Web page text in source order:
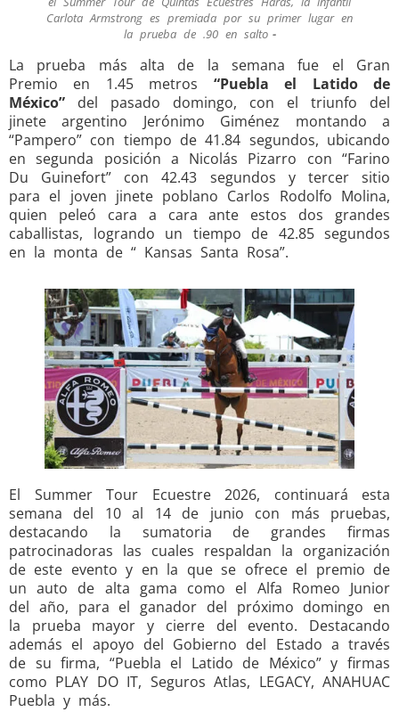
Carlota Armstrong es premiada por su primer lugar en
la prueba de .90 en salto
La prueba más alta de la semana fue el Gran
Premio en 1.45 metros “Puebla el Latido de
México” del pasado domingo, con el triunfo del
jinete argentino Jerónimo Giménez montando a
“Pampero” con tiempo de 41.84 segundos, ubicando
en segunda posición a Nicolás Pizarro con “Farino
Du Guinefort” con 42.43 segundos y tercer sitio
para el joven jinete poblano Carlos Rodolfo Molina,
quien peleó cara a cara ante estos dos grandes
caballistas, logrando un tiempo de 42.85 segundos
en la monta de “ Kansas Santa Rosa”.
El Summer Tour Ecuestre 2026, continuará esta
semana del 10 al 14 de junio con más pruebas,
destacando la sumatoria de grandes firmas
patrocinadoras las cuales respaldan la organización
de este evento y en la que se ofrece el premio de
un auto de alta gama como el Alfa Romeo Junior
del año, para el ganador del próximo domingo en
la prueba mayor y cierre del evento. Destacando
además el apoyo del Gobierno del Estado a través
de su firma, “Puebla el Latido de México” y firmas
como PLAY DO IT, Seguros Atlas, LEGACY, ANAHUAC
Puebla y más.